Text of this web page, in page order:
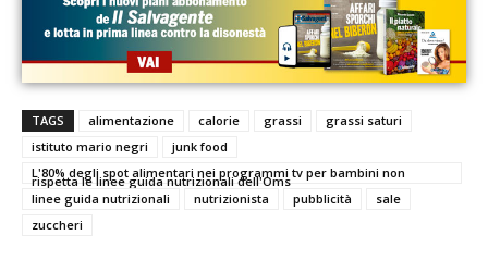
TAGS alimentazione calorie grassi
grassi saturi
istituto mario negri
junk food
L'80% degli spot alimentari nei programmi tv per bambini non
rispetta le linee guida nutrizionali dell'Oms
linee guida nutrizionali
nutrizionista pubblicità
sale
zuccheri